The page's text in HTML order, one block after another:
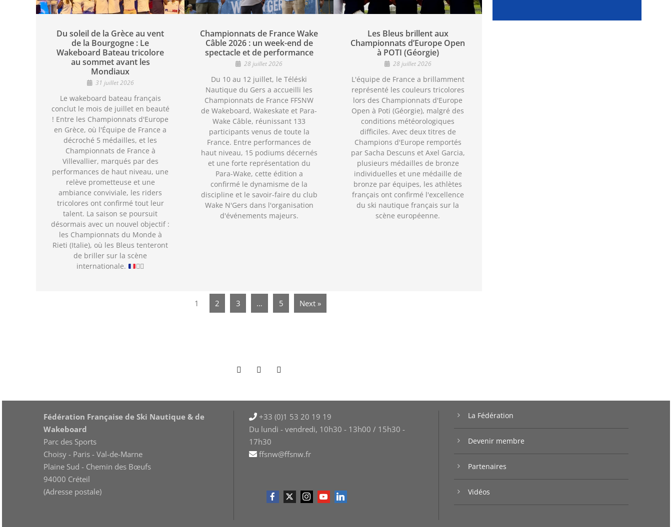
Du soleil de la Grèce au vent
de la Bourgogne : Le
Wakeboard Bateau tricolore
au sommet avant les
Mondiaux
31 juillet 2026
Le wakeboard bateau français
conclut le mois de juillet en beauté
! Entre les Championnats d'Europe
en Grèce, où l'Équipe de France a
décroché 5 médailles, et les
Championnats de France à
Villevallier, marqués par des
performances de haut niveau, une
relève prometteuse et une
ambiance conviviale, les riders
tricolores ont confirmé tout leur
talent. La saison se poursuit
désormais avec un nouvel objectif :
les Championnats du Monde à
Rieti (Italie), où les Bleus tenteront
de briller sur la scène
internationale.
🏄‍♂️
Championnats de France Wake
Câble 2026 : un week-end de
spectacle et de performance
28 juillet 2026
Du 10 au 12 juillet, le Téléski
Nautique du Gers a accueilli les
Championnats de France FFSNW
de Wakeboard, Wakeskate et Para-
Wake Câble, réunissant 133
participants venus de toute la
France. Entre performances de
haut niveau, 15 podiums décernés
et une forte représentation du
Para-Wake, cette édition a
confirmé le dynamisme de la
discipline et le savoir-faire du club
Wake N'Gers dans l'organisation
d'événements majeurs.
Les Bleus brillent aux
Championnats d’Europe Open
à POTI (Géorgie)
28 juillet 2026
L'équipe de France a brillamment
représenté les couleurs tricolores
lors des Championnats d'Europe
Open à Poti (Géorgie), malgré des
conditions météorologiques
difficiles. Avec deux titres de
Champions d'Europe remportés
par Sacha Descuns et Axel Garcia,
plusieurs médailles de bronze
individuelles et une médaille de
bronze par équipes, les athlètes
français ont confirmé l'excellence
du ski nautique français sur la
scène européenne.
1 2 3 … 5 Next »
Fédération Française de Ski Nautique & de
Wakeboard
Parc des Sports
Choisy - Paris - Val-de-Marne
Plaine Sud - Chemin des Bœufs
94000 Créteil
(Adresse postale)
+33 (0)1 53 20 19 19
Du lundi - vendredi, 10h30 - 13h00 / 15h30 -
17h30
ffsnw@ffsnw.fr
La Fédération
Devenir membre
Partenaires
Vidéos